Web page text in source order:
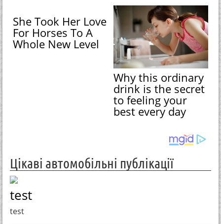
She Took Her Love
For Horses To A
Whole New Level
Why this ordinary
drink is the secret
to feeling your
best every day
Цікаві автомобільні публікації
test
test